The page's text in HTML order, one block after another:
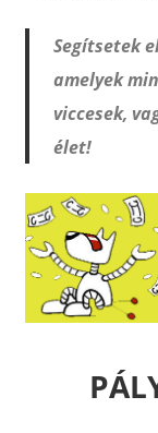
Segítsetek
amelyek
viccesek,
élet!